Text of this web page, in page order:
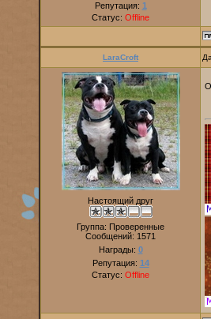
Репутация: 1
Статус: Offline
LaraCroft
Настоящий друг
Группа: Проверенные
Сообщений: 1571
Награды: 0
Репутация: 14
Статус: Offline